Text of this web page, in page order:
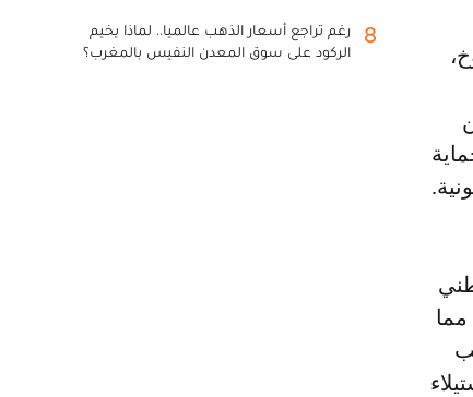
8
رغم تراجع أسعار الذهب عالميا.. لماذا يخيم
الركود على سوق المعدن النفيس بالمغرب؟